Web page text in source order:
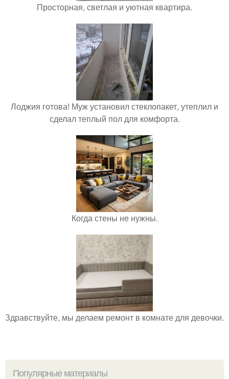
Просторная, светлая и уютная квартира.
Лоджия готова! Муж установил стеклопакет, утеплил и
сделал теплый пол для комфорта.
Когда стены не нужны.
Здравствуйте, мы делаем ремонт в комнате для девочки.
Популярные материалы